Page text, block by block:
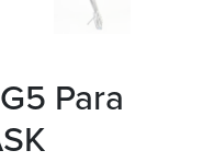
Para